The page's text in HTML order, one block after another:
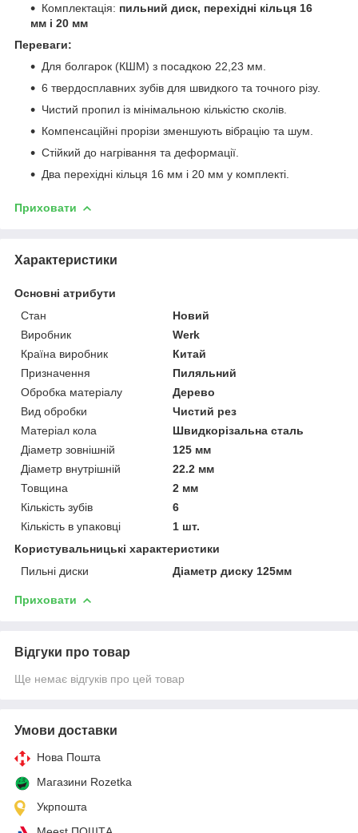
Комплектація: пильний диск, перехідні кільця 16
мм і 20 мм
Переваги:
Для болгарок (КШМ) з посадкою 22,23 мм.
6 твердосплавних зубів для швидкого та точного різу.
Чистий пропил із мінімальною кількістю сколів.
Компенсаційні прорізи зменшують вібрацію та шум.
Стійкий до нагрівання та деформації.
Два перехідні кільця 16 мм і 20 мм у комплекті.
Приховати
Характеристики
Основні атрибути
Стан
Новий
Виробник
Werk
Країна виробник
Китай
Призначення
Пиляльний
Обробка матеріалу
Дерево
Вид обробки
Чистий рез
Матеріал кола
Швидкорізальна сталь
Діаметр зовнішній
125 мм
Діаметр внутрішній
22.2 мм
Товщина
2 мм
Кількість зубів
6
Кількість в упаковці
1 шт.
Користувальницькі характеристики
Пильні диски
Діаметр диску 125мм
Приховати
Відгуки про товар
Ще немає відгуків про цей товар
Умови доставки
Нова Пошта
Магазини Rozetka
Укрпошта